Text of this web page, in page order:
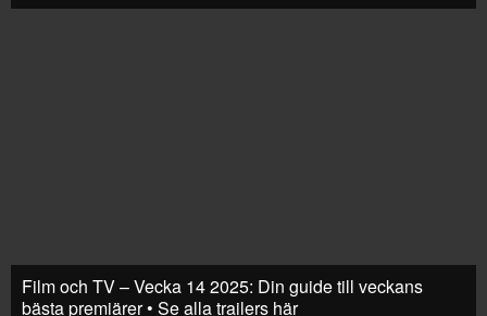
Film och TV – Vecka 14 2025: Din guide till veckans
bästa premiärer • Se alla trailers här